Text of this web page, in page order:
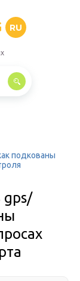
RU
подкованы
gps/